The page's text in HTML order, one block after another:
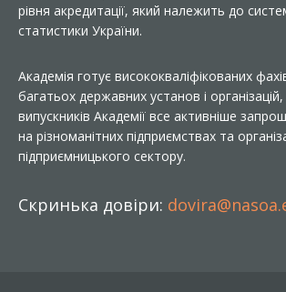
рівня акредитації, який належить до
статистики України.
Академія готує висококваліфікованих
багатьох державних установ і
випускників Академії все активніше
на різноманітних підприємствах та
підприємницького сектору.
Скринька довіри: